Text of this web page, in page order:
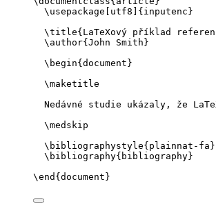
\usepackage
utf8 ]{ inputenc }
\title{LaTeXový příklad
\author{John Smith}
\begin{ document }
\maketitle
Nedávné studie ukázaly, že
\medskip
\bibliographystyle{plainnat-fa}
\bibliography{bibliography}
\end { document }